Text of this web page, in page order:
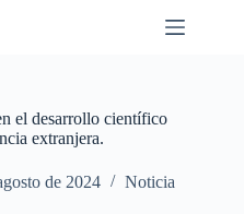
el desarrollo científico
extranjera.
de 2024 Noticia